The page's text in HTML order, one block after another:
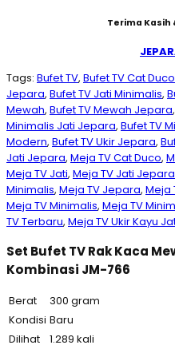
Terima Kasih
Tags: Bufet TV, Bufet TV Cat Duco
Jepara, Bufet TV Jati Minimalis,
Mewah, Bufet TV Mewah Jepara,
Minimalis Jati Jepara, Bufet TV
Modern, Bufet TV Ukir Jepara,
Jati Jepara, Meja TV Cat Duco,
Meja TV Jati, Meja TV Jati Jepara
Minimalis, Meja TV Jepara, Meja
Meja TV Minimalis, Meja TV
TV Terbaru, Meja TV Ukir Kayu
Set Bufet TV Rak Kaca
Kombinasi JM-766
Berat
300 gram
Kondisi Baru
Dilihat
1.289 kali